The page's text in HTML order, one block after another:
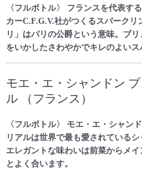
〈フルボトル〉 フランスを代表す
カーC.F.G.V.社がつくるスパーク
リ」はパリの公爵という意味。ブ
をいかしたさわやかでキレのよいス
モエ・エ・シャンドン
ル （フランス）
〈フルボトル〉 モエ・エ・シャン
リアルは世界で最も愛されている
エレガントな味わいは前菜からメ
とよく合います。